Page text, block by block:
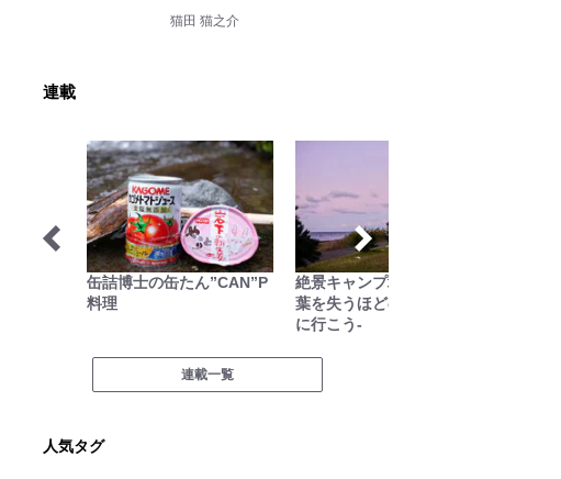
猫田 猫之介
連載
缶詰博士の缶たん”CAN”P
料理
絶景キャンプ場ガイド-言
葉を失うほどの風景に会い
に行こう-
連載一覧
人気タグ